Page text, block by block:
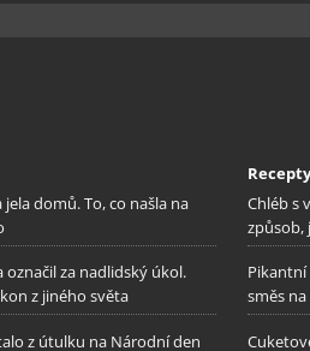
domů. To, co našla na
za nadlidský úkol.
z jiného světa
z útulku na Národní den
Chléb s
způsob,
směs